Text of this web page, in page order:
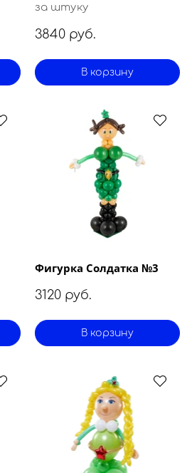
за штуку
3840 руб.
В корзину
Фигурка Солдатка №3
3120 руб.
В корзину